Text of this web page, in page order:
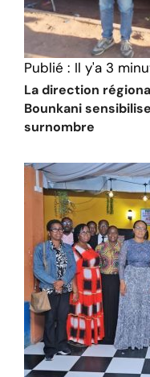
Publié : Il y'a 3
La direction
Bounkani
surnombre